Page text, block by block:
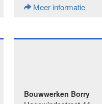
Meer informatie
Bouwwerken Borry